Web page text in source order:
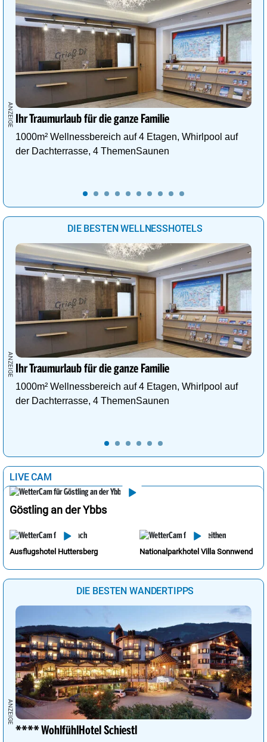
Ihr Traumurlaub für die ganze Familie
1000m² Wellnessbereich auf 4 Etagen, Whirlpool auf
der Dachterrasse, 4 ThemenSaunen
DIE BESTEN WELLNESSHOTELS
Ihr Traumurlaub für die ganze Familie
1000m² Wellnessbereich auf 4 Etagen, Whirlpool auf
der Dachterrasse, 4 ThemenSaunen
LIVE CAM
Göstling an der Ybbs
Ausflugshotel Huttersberg Nationalparkhotel Villa Sonnwend
DIE BESTEN WANDERTIPPS
**** WohlfühlHotel Schiestl